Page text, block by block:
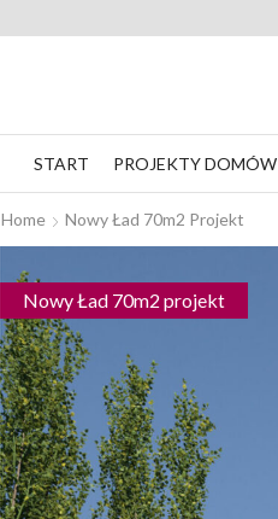
START PROJEKTY DOMÓW
Home Nowy Ład 70m2 Projekt
Nowy Ład 70m2 projekt